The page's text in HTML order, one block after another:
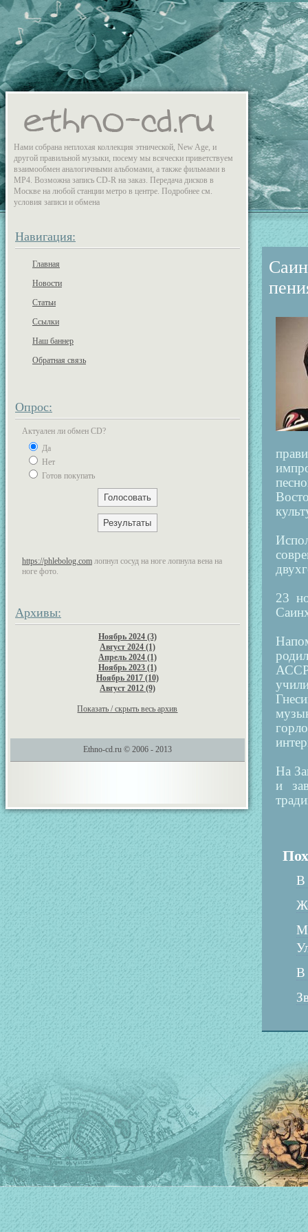
Нами собрана неплохая коллекция этнической, New Age, и
другой правильной музыки, посему мы всячески приветствуем
взаимообмен аналогичными альбомами, а также фильмами в
MP4. Возможна запись CD-R на заказ. Передача дисков в
Москве на любой станции метро в центре. Подробнее см.
условия записи и обмена
Навигация:
Главная
Новости
Статьи
Ссылки
Наш баннер
Обратная связь
Опрос:
Актуален ли обмен CD?
Да
Нет
Готов покупать
https://phlebolog.com лопнул сосуд на ноге лопнула вена на
ноге фото.
Архивы:
Ноябрь 2024 (3)
Август 2024 (1)
Апрель 2024 (1)
Ноябрь 2023 (1)
Ноябрь 2017 (10)
Август 2012 (9)
Показать / скрыть весь архив
Ethno-cd.ru © 2006 - 2013
23
На
и
В
В